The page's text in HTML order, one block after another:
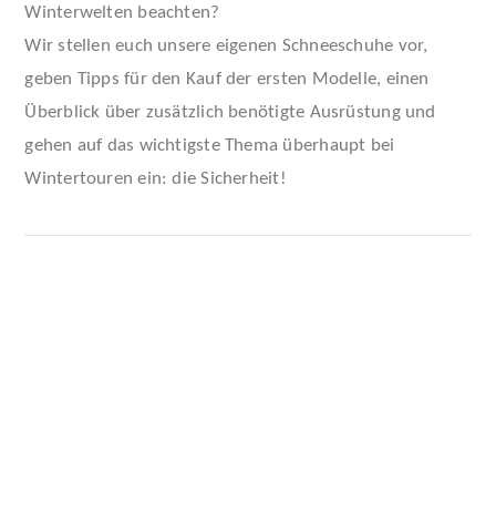
VIEW POST
Winterwelten beachten?
Wir stellen euch unsere eigenen Schneeschuhe vor,
geben Tipps für den Kauf der ersten Modelle, einen
Überblick über zusätzlich benötigte Ausrüstung und
gehen auf das wichtigste Thema überhaupt bei
Wintertouren ein: die Sicherheit!